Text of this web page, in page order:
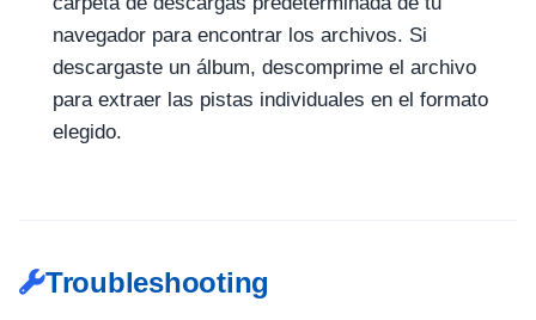
navegador para encontrar los archivos. Si
descargaste un álbum, descomprime el archivo
para extraer las pistas individuales en el formato
elegido.
Troubleshooting